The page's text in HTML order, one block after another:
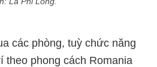
các phòng, tuỳ chức năng
theo phong cách Romania